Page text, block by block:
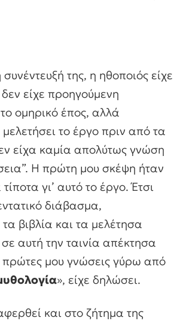
της, η ηθοποιός είχε
είχε προηγούμενη
ομηρικό έπος, αλλά
το έργο πριν από τα
είχα καμία απολύτως γνώση
Η πρώτη μου σκέψη ήταν
γι’ αυτό το έργο. Έτσι
διάβασμα,
βιβλία και τα μελέτησα
αυτή την ταινία απέκτησα
πρώτες μου γνώσεις γύρω από
», είχε δηλώσει.
και στο ζήτημα της